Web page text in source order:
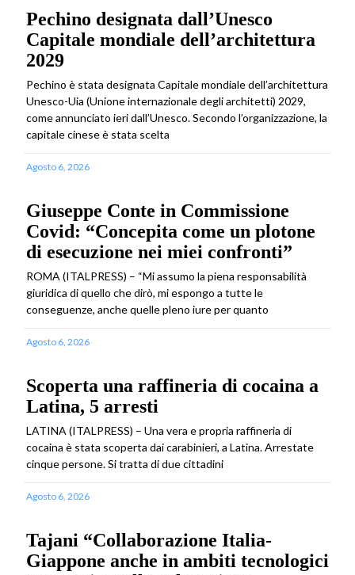
Pechino designata dall’Unesco
Capitale mondiale dell’architettura
2029
Pechino è stata designata Capitale mondiale dell’architettura
Unesco-Uia (Unione internazionale degli architetti) 2029,
come annunciato ieri dall’Unesco. Secondo l’organizzazione, la
capitale cinese è stata scelta
Agosto 6, 2026
Giuseppe Conte in Commissione
Covid: “Concepita come un plotone
di esecuzione nei miei confronti”
ROMA (ITALPRESS) – “Mi assumo la piena responsabilità
giuridica di quello che dirò, mi espongo a tutte le
conseguenze, anche quelle pleno iure per quanto
Agosto 6, 2026
Scoperta una raffineria di cocaina a
Latina, 5 arresti
LATINA (ITALPRESS) – Una vera e propria raffineria di
cocaina è stata scoperta dai carabinieri, a Latina. Arrestate
cinque persone. Si tratta di due cittadini
Agosto 6, 2026
Tajani “Collaborazione Italia-
Giappone anche in ambiti tecnologici